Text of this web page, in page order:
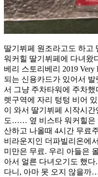
딸기뷔페 원조라고도 하고
워커힐 딸기뷔페에 다녀왔
베리 스토리베리 2019 Very
되는 신용카드가 있어서
서 그냥 주차타워에 주차
렛구역에 자리 텅텅 비어
이 와서 딸기뷔페 시작시간
도…… 옆 비스타 워커힐은
산하고 나올때 4시간 무료
비라운지인 더파빌리온에
미만은 무료. 우리 아들은
아서 얼른 다녀오기도 했
다니, 아마 못 오지 않을까